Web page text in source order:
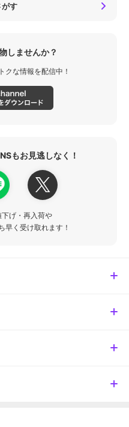
がす
しませんか？
クな情報を配信中！
もお見逃しなく！
げ・再入荷や
早く受け取れます！